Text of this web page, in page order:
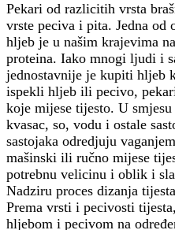
Pekari od razlicitih vrsta
vrste peciva i pita. Jedna
hljeb je u našim krajevima
proteina. Iako mnogi ljudi i
jednostavnije je kupiti hljeb
ispekli hljeb ili pecivo,
koje mijese tijesto. U
kvasac, so, vodu i ostale
sastojaka odredjuju
mašinski ili ručno mijese
potrebnu velicinu i oblik i
Nadziru proces dizanja
Prema vrsti i pecivosti
hljebom i pecivom na